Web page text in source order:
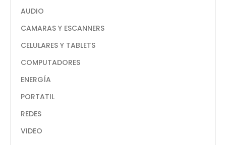
AUDIO
CAMARAS Y ESCANNERS
CELULARES Y TABLETS
COMPUTADORES
ENERGÍA
PORTATIL
REDES
VIDEO